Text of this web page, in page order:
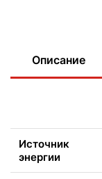
Описание
Источник
энергии